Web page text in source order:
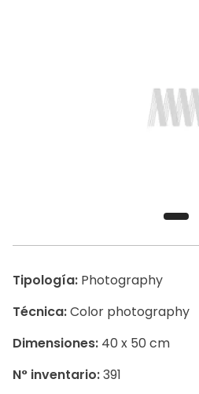
Tipología: Photography
Técnica:Color photography
Dimensiones: 40 x 50 cm
N° inventario:391